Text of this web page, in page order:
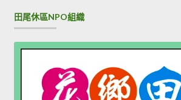
田尾休區NPO組織